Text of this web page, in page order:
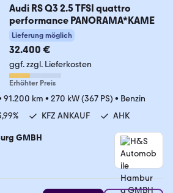
Audi RS Q3 2.5 TFSI quattro
performance PANORAMA*KAME
Lieferung möglich
32.400 €
ggf. zzgl. Lieferkosten
Erhöhter Preis
91.200 km • 270 kW (367 PS) • Benzin
KFZ ANKAUF AHK
GMBH